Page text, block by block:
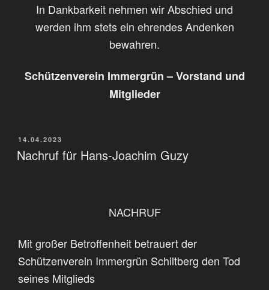
In Dankbarkeit nehmen wir Abschied und
werden ihm stets ein ehrendes Andenken
bewahren.
Schützenverein Immergrün – Vorstand und
Mitglieder
VERÖFFENTLICHT
AM
14.04.2023
Nachruf für Hans-Joachim Guzy
NACHRUF
Mit großer Betroffenheit betrauert der
Schützenverein Immergrün Schiltberg den Tod
seines Mitglieds